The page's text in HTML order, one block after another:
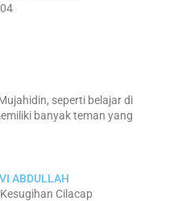
seperti belajar di
banyak teman yang
ABDULLAH
Cilacap